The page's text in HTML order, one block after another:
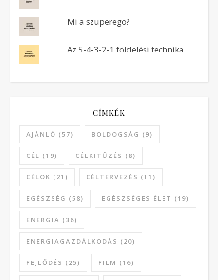
Mi a szuperego?
Az 5-4-3-2-1 földelési technika
CÍMKÉK
AJÁNLÓ (57) BOLDOGSÁG (9)
CÉL (19) CÉLKITŰZÉS (8)
CÉLOK (21) CÉLTERVEZÉS (11)
EGÉSZSÉG (58) EGÉSZSÉGES ÉLET (19)
ENERGIA (36)
ENERGIAGAZDÁLKODÁS (20)
FEJLŐDÉS (25) FILM (16)